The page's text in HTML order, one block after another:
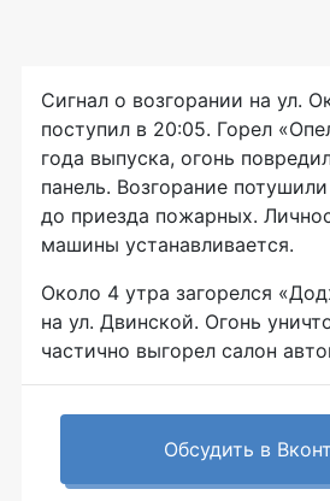
Сигнал о возгорании на ул.
поступил в 20:05. Горел
года выпуска, огонь
панель. Возгорание
до приезда пожарных.
машины устанавливается.
Около 4 утра загорелся
на ул. Двинской. Огонь
частично выгорел салон
Обсудить в